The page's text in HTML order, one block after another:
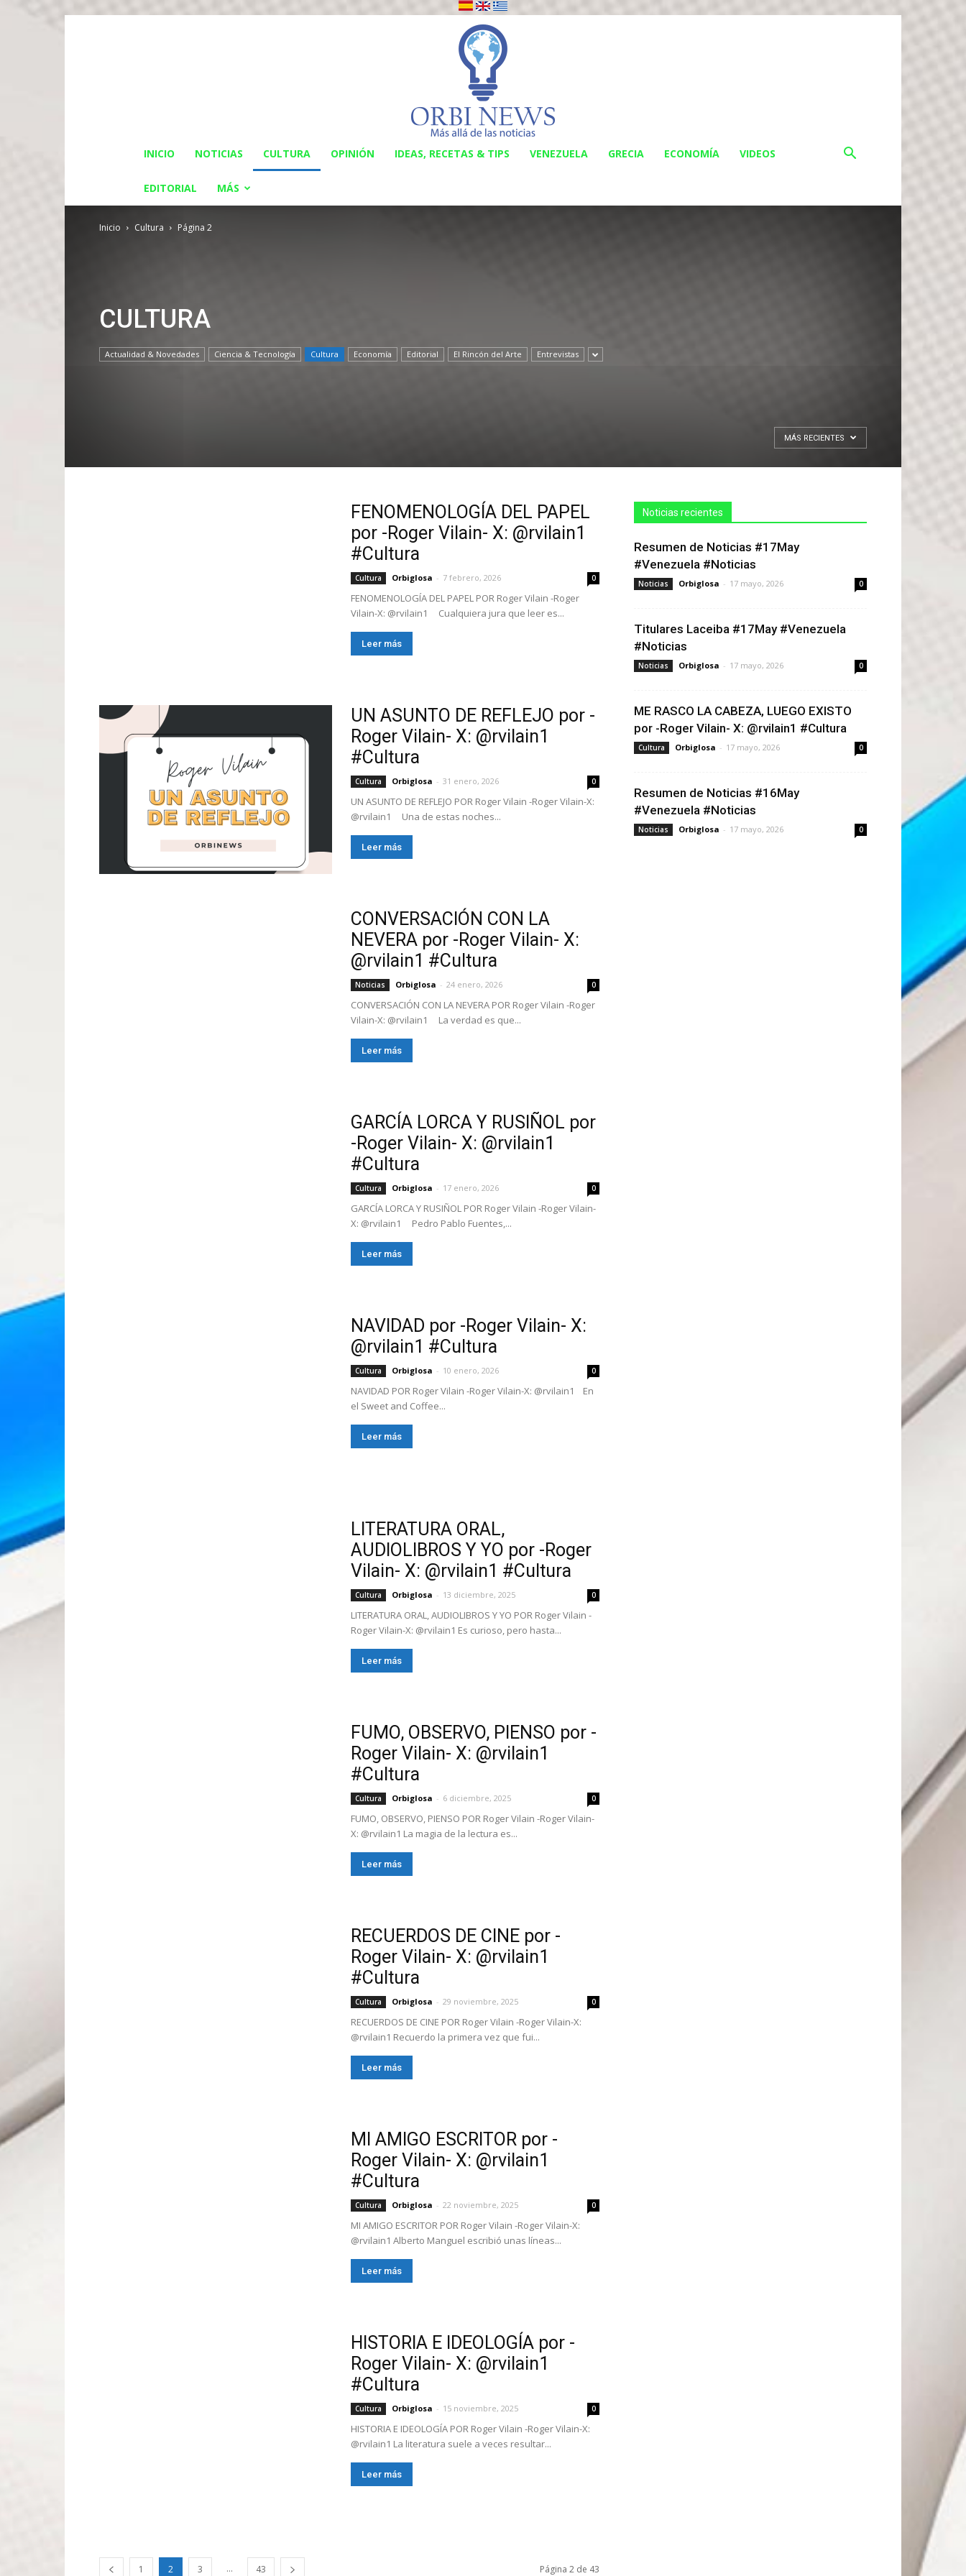
INICIO NOTICIAS CULTURA OPINIÓN IDEAS, RECETAS & TIPS VENEZUELA GRECIA ECONOMÍA VIDEOS
EDITORIAL MÁS
Inicio Cultura Página 2
CULTURA
Actualidad & Novedades Ciencia & Tecnología Cultura Economía Editorial El Rincón del Arte Entrevistas
MÁS RECIENTES
FENOMENOLOGÍA DEL PAPEL
por -Roger Vilain- X: @rvilain1
#Cultura
Cultura Orbiglosa - 7 febrero, 2026 0
FENOMENOLOGÍA DEL PAPEL POR Roger Vilain -Roger
Vilain-X: @rvilain1 Cualquiera jura que leer es...
Leer más
UN ASUNTO DE REFLEJO por -
Roger Vilain- X: @rvilain1
#Cultura
Cultura Orbiglosa - 31 enero, 2026 0
UN ASUNTO DE REFLEJO POR Roger Vilain -Roger Vilain-X:
@rvilain1 Una de estas noches...
Leer más
CONVERSACIÓN CON LA
NEVERA por -Roger Vilain- X:
@rvilain1 #Cultura
Noticias Orbiglosa - 24 enero, 2026 0
CONVERSACIÓN CON LA NEVERA POR Roger Vilain -Roger
Vilain-X: @rvilain1 La verdad es que...
Leer más
GARCÍA LORCA Y RUSIÑOL por
-Roger Vilain- X: @rvilain1
#Cultura
Cultura Orbiglosa - 17 enero, 2026 0
GARCÍA LORCA Y RUSIÑOL POR Roger Vilain -Roger Vilain-
X: @rvilain1 Pedro Pablo Fuentes,...
Leer más
NAVIDAD por -Roger Vilain- X:
@rvilain1 #Cultura
Cultura Orbiglosa - 10 enero, 2026 0
NAVIDAD POR Roger Vilain -Roger Vilain-X: @rvilain1 En
el Sweet and Coffee...
Leer más
LITERATURA ORAL,
AUDIOLIBROS Y YO por -Roger
Vilain- X: @rvilain1 #Cultura
Cultura Orbiglosa - 13 diciembre, 2025 0
LITERATURA ORAL, AUDIOLIBROS Y YO POR Roger Vilain -
Roger Vilain-X: @rvilain1 Es curioso, pero hasta...
Leer más
FUMO, OBSERVO, PIENSO por -
Roger Vilain- X: @rvilain1
#Cultura
Cultura Orbiglosa - 6 diciembre, 2025 0
FUMO, OBSERVO, PIENSO POR Roger Vilain -Roger Vilain-
X: @rvilain1 La magia de la lectura es...
Leer más
RECUERDOS DE CINE por -
Roger Vilain- X: @rvilain1
#Cultura
Cultura Orbiglosa - 29 noviembre, 2025 0
RECUERDOS DE CINE POR Roger Vilain -Roger Vilain-X:
@rvilain1 Recuerdo la primera vez que fui...
Leer más
MI AMIGO ESCRITOR por -
Roger Vilain- X: @rvilain1
#Cultura
Cultura Orbiglosa - 22 noviembre, 2025 0
MI AMIGO ESCRITOR POR Roger Vilain -Roger Vilain-X:
@rvilain1 Alberto Manguel escribió unas líneas...
Leer más
HISTORIA E IDEOLOGÍA por -
Roger Vilain- X: @rvilain1
#Cultura
Cultura Orbiglosa - 15 noviembre, 2025 0
HISTORIA E IDEOLOGÍA POR Roger Vilain -Roger Vilain-X:
@rvilain1 La literatura suele a veces resultar...
Leer más
1 2 3 ... 43 Página 2 de 43
Noticias recientes
Resumen de Noticias #17May
#Venezuela #Noticias
Noticias Orbiglosa - 17 mayo, 2026 0
Titulares Laceiba #17May #Venezuela
#Noticias
Noticias Orbiglosa - 17 mayo, 2026 0
ME RASCO LA CABEZA, LUEGO EXISTO
por -Roger Vilain- X: @rvilain1 #Cultura
Cultura Orbiglosa - 17 mayo, 2026 0
Resumen de Noticias #16May
#Venezuela #Noticias
Noticias Orbiglosa - 17 mayo, 2026 0